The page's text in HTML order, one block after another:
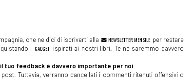
che ne dici di iscriverti alla NEWSLETTER MENSILE per restare
i GADGET ispirati ai nostri libri. Te ne saremmo davvero
tuo feedback è davvero importante per noi.
Tuttavia, verranno cancellati i commenti ritenuti offensivi o